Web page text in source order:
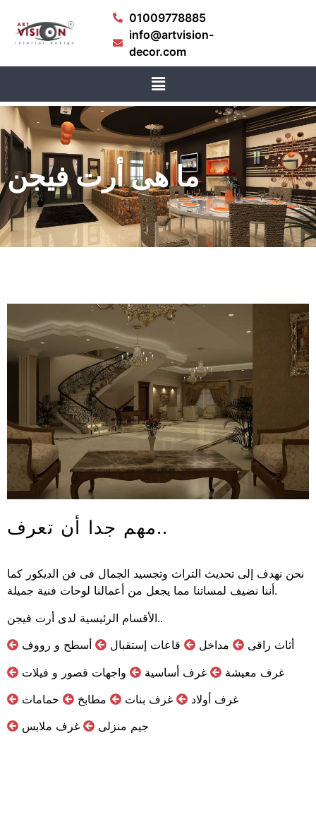
01009778885
info@artvision-
decor.com
ما هى أرت فيجن
مهم جدا أن تعرف..
نحن نهدف إلى تحديث التراث وتجسيد الجمال فى فن الديكور كما
أننا نضيف لمساتنا مما يجعل من أعمالنا لوحات فنية جميلة.
الأقسام الرئيسية لدى أرت فيجن..
أثاث راقى
مداخل قاعات إستقبال
أسطح و رووف
غرف معيشة
غرف أساسية
واجهات قصور و فيلات
غرف أولاد
غرف بنات مطابخ
حمامات
جيم منزلى
غرف ملابس